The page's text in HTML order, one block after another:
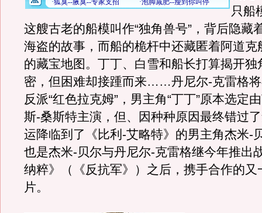
只船
这艘古老的船模叫作“独角兽号”，背后隐藏
海盗的故事，而船的桅杆中还藏匿着阿道克
的藏宝地图。丁丁、白雪和船长打算揭开独
密，但困难却接踵而来……丹尼尔-克雷格
反派“红色拉克姆”，男主角“丁丁”原本选定
斯-桑斯特主演，但、因种种原因最终错过
运降临到了《比利-艾略特》的男主角杰米-
也是杰米-贝尔与丹尼尔-克雷格继今年推出
纳粹》（《反抗军》）之后，携手合作的又
片。